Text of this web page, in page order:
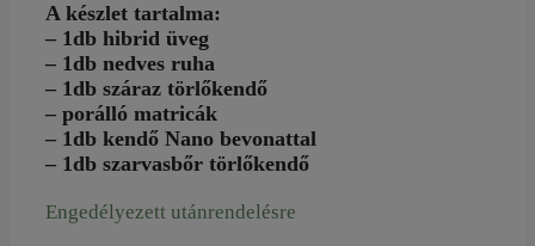
A készlet tartalma:
– 1db hibrid üveg
– 1db nedves ruha
– 1db száraz törlőkendő
– porálló matricák
– 1db kendő Nano bevonattal
– 1db szarvasbőr törlőkendő
Engedélyezett utánrendelésre